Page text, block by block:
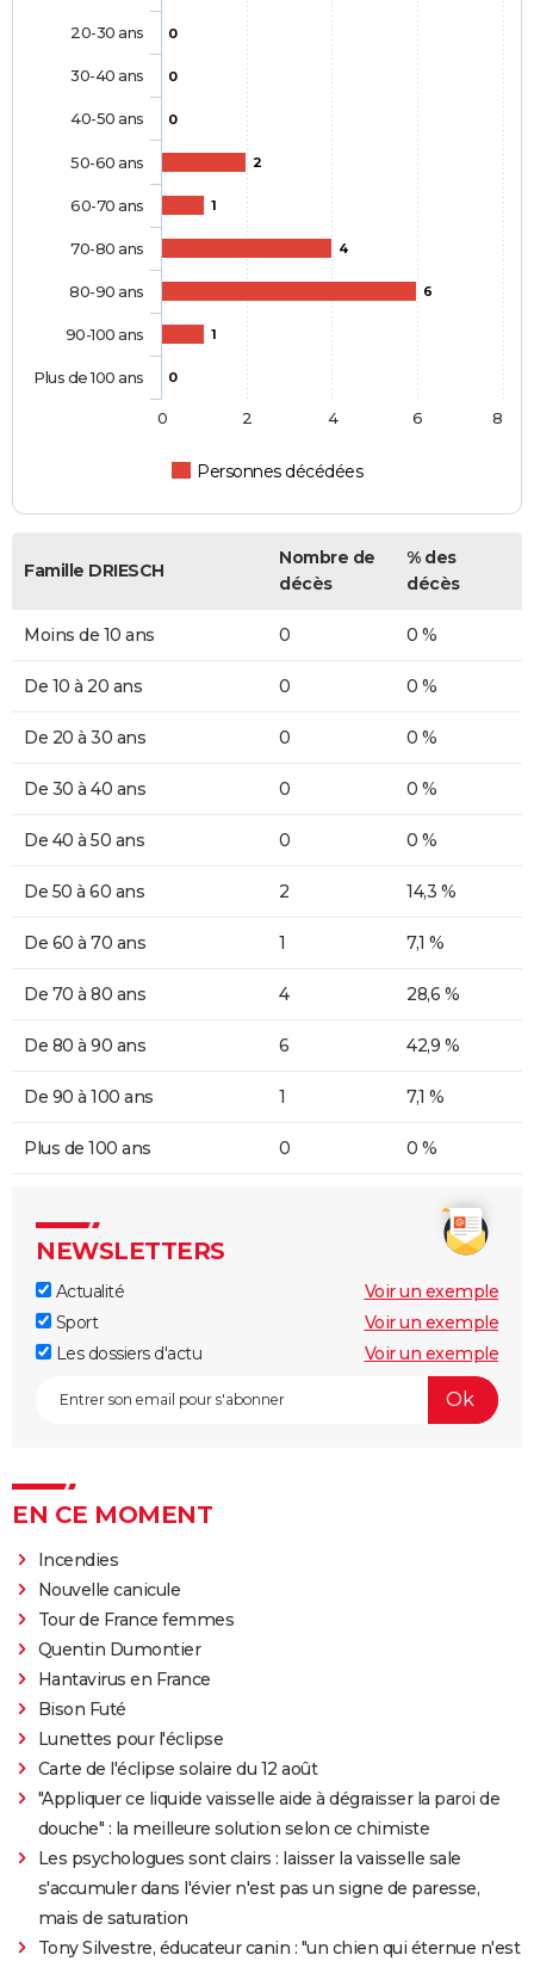
0
0
0
2
1
4
6
1
0
Personnes décédées
20-30 ans
30-40 ans
40-50 ans
50-60 ans
60-70 ans
70-80 ans
80-90 ans
90-100 ans
Plus de 100 ans
0 2 4 6 8
Famille DRIESCH
Nombre de
décès
% des
décès
Moins de 10 ans 0 0 %
De 10 à 20 ans 0 0 %
De 20 à 30 ans 0 0 %
De 30 à 40 ans 0 0 %
De 40 à 50 ans 0 0 %
De 50 à 60 ans 2 14,3 %
De 60 à 70 ans 1 7,1 %
De 70 à 80 ans 4 28,6 %
De 80 à 90 ans 6 42,9 %
De 90 à 100 ans 1 7,1 %
Plus de 100 ans 0 0 %
NEWSLETTERS
Actualité
Voir un exemple
Sport
Voir un exemple
Les dossiers d'actu
Voir un exemple
EN CE MOMENT
Incendies
Nouvelle canicule
Tour de France femmes
Quentin Dumontier
Hantavirus en France
Bison Futé
Lunettes pour l'éclipse
Carte de l'éclipse solaire du 12 août
"Appliquer ce liquide vaisselle aide à dégraisser la paroi de
douche" : la meilleure solution selon ce chimiste
Les psychologues sont clairs : laisser la vaisselle sale
s'accumuler dans l'évier n'est pas un signe de paresse,
mais de saturation
Tony Silvestre, éducateur canin : "un chien qui éternue n'est